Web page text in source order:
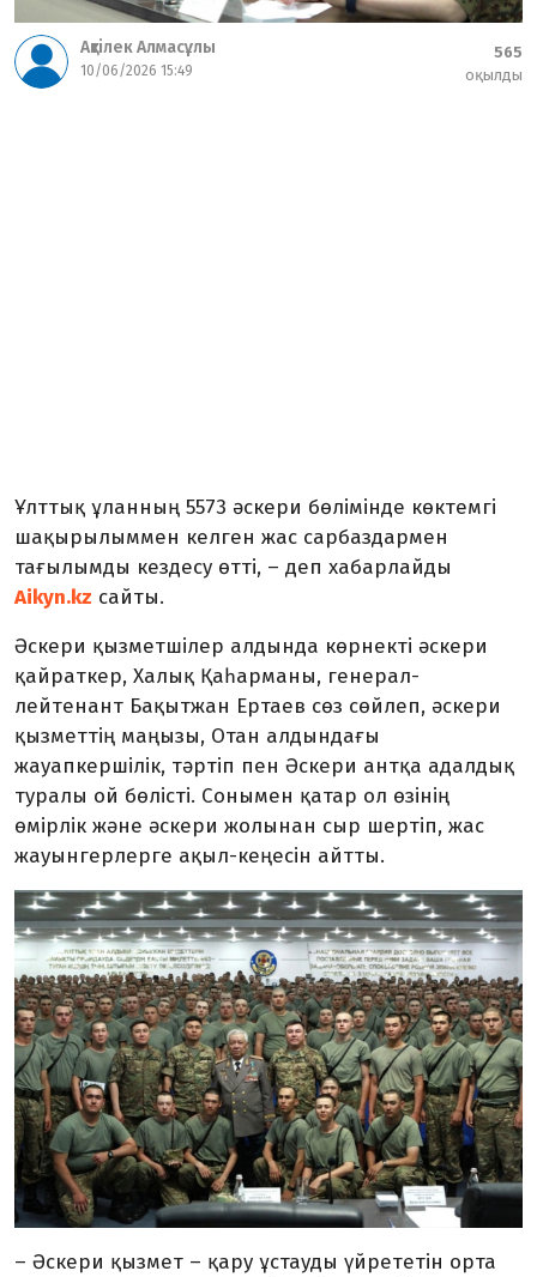
Ақтілек Алмасұлы
10/06/2026 15:49
565
оқылды
Ұлттық ұланның 5573 әскери бөлімінде көктемгі
шақырылыммен келген жас сарбаздармен
тағылымды кездесу өтті, – деп хабарлайды
Aikyn.kz сайты.
Әскери қызметшілер алдында көрнекті әскери
қайраткер, Халық Қаһарманы, генерал-
лейтенант Бақытжан Ертаев сөз сөйлеп, әскери
қызметтің маңызы, Отан алдындағы
жауапкершілік, тәртіп пен Әскери антқа адалдық
туралы ой бөлісті. Сонымен қатар ол өзінің
өмірлік және әскери жолынан сыр шертіп, жас
жауынгерлерге ақыл-кеңесін айтты.
– Әскери қызмет – қару ұстауды үйрететін орта